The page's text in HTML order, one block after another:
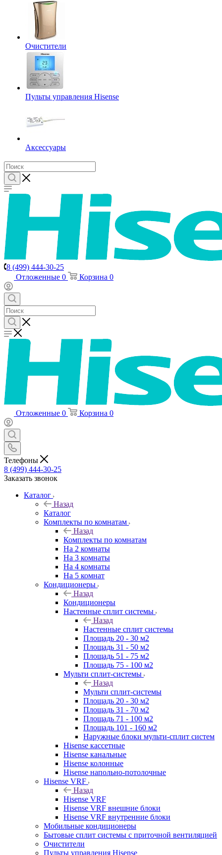
Очистители
Пульты управления Hisense
Аксессуары
8 (499) 444-30-25
Отложенные 0 Корзина 0
Отложенные 0 Корзина 0
Телефоны
8 (499) 444-30-25
Заказать звонок
Каталог
Назад
Каталог
Комплекты по комнатам
Назад
Комплекты по комнатам
На 2 комнаты
На 3 комнаты
На 4 комнаты
На 5 комнат
Кондиционеры
Назад
Кондиционеры
Настенные сплит системы
Назад
Настенные сплит системы
Площадь 20 - 30 м2
Площадь 31 - 50 м2
Площадь 51 - 75 м2
Площадь 75 - 100 м2
Мульти сплит-системы
Назад
Мульти сплит-системы
Площадь 20 - 30 м2
Площадь 31 - 70 м2
Площадь 71 - 100 м2
Площадь 101 - 160 м2
Наружные блоки мульти-сплит систем
Hisense кассетные
Hisense канальные
Hisense колонные
Hisense напольно-потолочные
Hisense VRF
Назад
Hisense VRF
Hisense VRF внешние блоки
Hisense VRF внутренние блоки
Мобильные кондиционеры
Бытовые сплит системы с приточной вентиляцией
Очистители
Пульты управления Hisense